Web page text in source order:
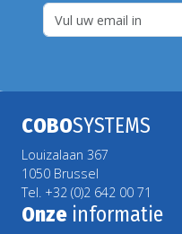
COBOSYSTEMS
Louizalaan 367
1050 Brussel
Tel. +32 (0)2 642 00 71
Onze informatie